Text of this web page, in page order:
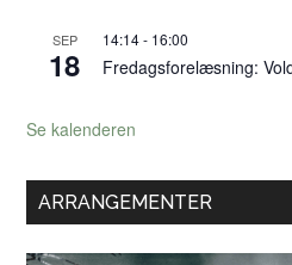
SEP
18
14:14- 16:00
Fredagsforelæsning:
Se kalenderen
ARRANGEMENTER